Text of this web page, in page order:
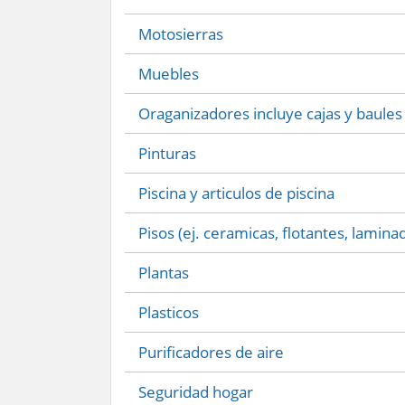
Motosierras
Muebles
Oraganizadores incluye cajas y baules
Pinturas
Piscina y articulos de piscina
Pisos (ej. ceramicas, flotantes,
Plantas
Plasticos
Purificadores de aire
Seguridad hogar